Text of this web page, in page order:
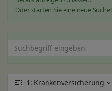
Oder starten Sie eine neue Suche!
1: Krankenversicherung